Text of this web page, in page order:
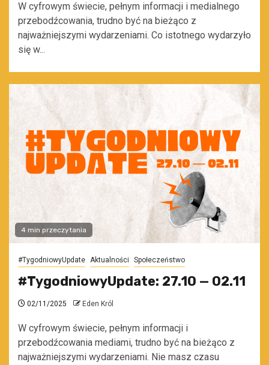
W cyfrowym świecie, pełnym informacji i medialnego
przebodźcowania, trudno być na bieżąco z
najważniejszymi wydarzeniami. Co istotnego wydarzyło
się w...
4 min przeczytania
#TygodniowyUpdate Aktualności Społeczeństwo
#TygodniowyUpdate: 27.10 — 02.11
02/11/2025 Eden Król
W cyfrowym świecie, pełnym informacji i
przebodźcowania mediami, trudno być na bieżąco z
najważniejszymi wydarzeniami. Nie masz czasu